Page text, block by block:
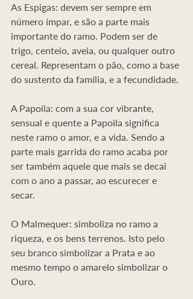
As Espigas: devem ser sempre em
número ímpar, e são a parte mais
importante do ramo. Podem ser de
trigo, centeio, aveia, ou qualquer outro
cereal. Representam o pão, como a base
do sustento da família, e a fecundidade.
A Papoila: com a sua cor vibrante,
sensual e quente a Papoila significa
neste ramo o amor, e a vida. Sendo a
parte mais garrida do ramo acaba por
ser também aquele que mais se decai
com o ano a passar, ao escurecer e
secar.
O Malmequer: simboliza no ramo a
riqueza, e os bens terrenos. Isto pelo
seu branco simbolizar a Prata e ao
mesmo tempo o amarelo simbolizar o
Ouro.